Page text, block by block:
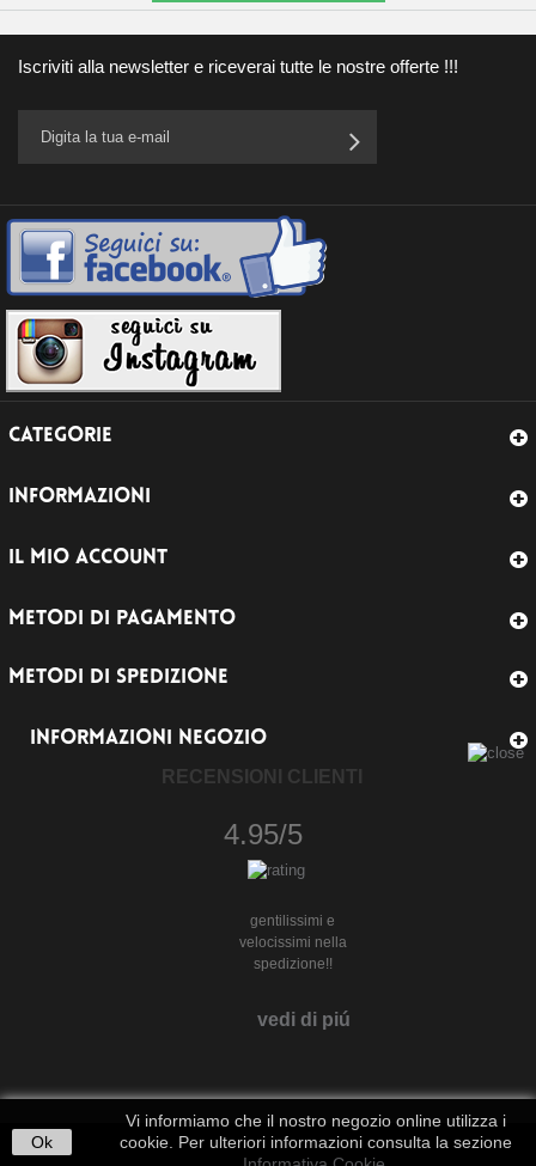
Iscriviti alla newsletter e riceverai tutte le nostre offerte !!!
CATEGORIE
INFORMAZIONI
IL MIO ACCOUNT
METODI DI PAGAMENTO
METODI DI SPEDIZIONE
INFORMAZIONI NEGOZIO
RECENSIONI CLIENTI
4.95/5
gentilissimi e
velocissimi nella
spedizione!!
vedi di piú
Ok
Vi informiamo che il nostro negozio online utilizza i
cookie. Per ulteriori informazioni consulta la sezione